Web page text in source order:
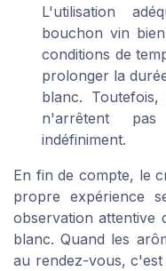
L'utilisation
bouchon vin
conditions de
prolonger la
blanc.
n'arrêtent pas
indéfiniment.
En fin de compte, le
propre expérience
observation attentive
blanc. Quand les
au rendez-vous,